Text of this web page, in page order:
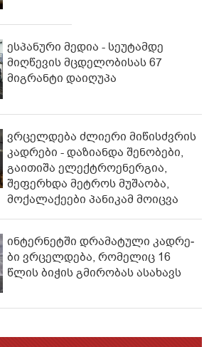
ესპანური მედია - სეუტამდე
მიღწევის მცდელობისას 67
მიგრანტი დაიღუპა
ვრცელდება ძლიერი მიწისძვრის
კადრები - დაზიანდა შენობები,
გაითიშა ელექტროენერგია,
შეფერხდა მეტროს მუშაობა,
მოქალაქეები პანიკამ მოიცვა
ინ­ტერ­ნეტ­ში დრა­მა­ტუ­ლი კად­რე­
ბი ვრცელდება, რომელიც 16
წლის ბიჭის გმირობას ასახავს